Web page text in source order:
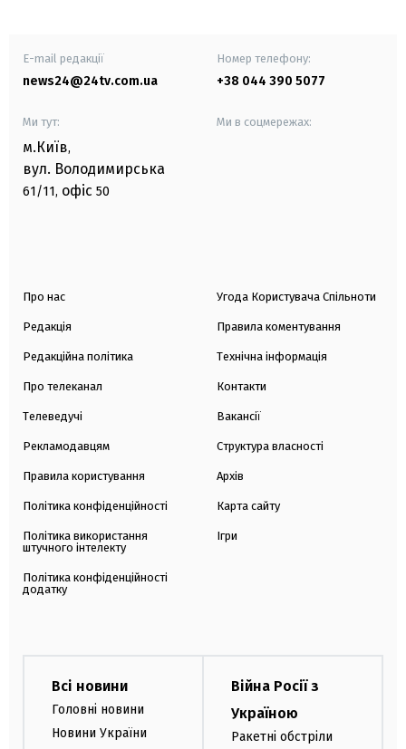
E-mail редакції
news24@24tv.com.ua
Номер телефону:
+38 044 390 5077
Ми тут:
м.Київ,
вул. Володимирська
61/11, офіс 50
Ми в соцмережах:
Про нас
Редакція
Редакційна політика
Про телеканал
Телеведучі
Рекламодавцям
Правила користування
Політика конфіденційності
Політика використання
штучного інтелекту
Політика конфіденційності
додатку
Угода Користувача Спільноти
Правила коментування
Технічна інформація
Контакти
Вакансії
Структура власності
Архів
Карта сайту
Ігри
Всі новини
Головні новини
Новини України
Війна Росії з
Україною
Ракетні обстріли